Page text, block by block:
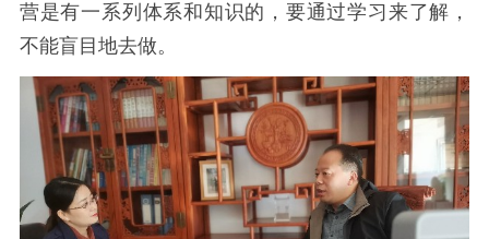
营是有一系列体系和知识的，要通过学习来了解，
不能盲目地去做。